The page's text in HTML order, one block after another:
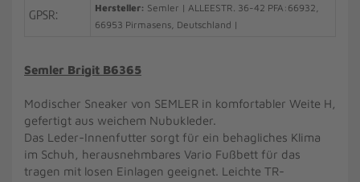
GPSR: Hersteller: Semler | ALLEESTR. 36-42 PFA:66932,
66953 Pirmasens, Deutschland |
Semler Brigit B6365
Modischer Sneaker von SEMLER in komfortabler Weite H,
gefertigt aus weichem Nubukleder.
Das Leder-Innenfutter sorgt für ein behagliches Klima
im Schuh, herausnehmbares Vario Fußbett für das
tragen mit losen Einlagen geeignet. Leichte TR-